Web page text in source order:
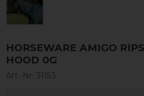
HORSEWARE AMIGO
HOOD 0G
Art.-Nr: 31153